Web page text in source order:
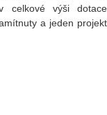
celkové výši dotace
a jeden projekt